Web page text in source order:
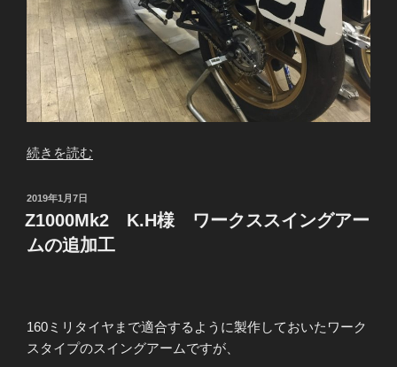
“Z1000Mk2
様
超
ワ
ー
ク
続きを読む
投
稿
日:
2019年1月7日
Z1000Mk2 K.H様 ワークススイングアー
ムの追加工
160ミリタイヤまで適合するように製作しておいたワーク
スタイプのスイングアームですが、